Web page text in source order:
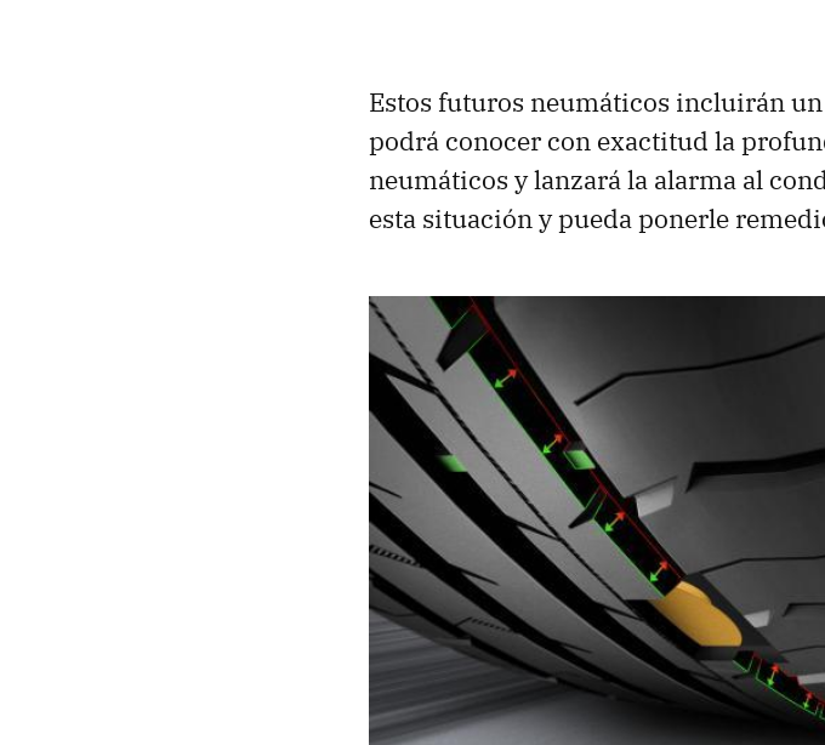
Estos futuros neumáticos incluirán
podrá conocer con exactitud la
neumáticos y lanzará la alarma al
esta situación y pueda ponerle